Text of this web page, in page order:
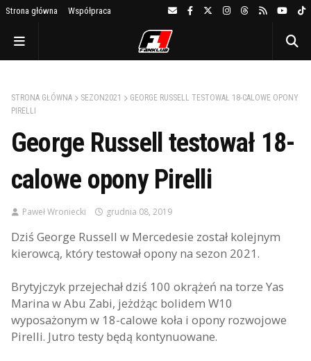
Strona główna Współpraca
STRONA GŁÓWNA SEZON2021
GEORGE RUSSELL TESTOWAŁ 18-CALOWE OPONY
PIRELLI
George Russell testował 18-
calowe opony Pirelli
Paweł Wroniecki grudnia 08, 2019
Dziś George Russell w Mercedesie został kolejnym
kierowcą, który testował opony na sezon 2021.
Brytyjczyk przejechał dziś 100 okrążeń na torze Yas
Marina w Abu Zabi, jeżdżąc bolidem W10
wyposażonym w 18-calowe koła i opony rozwojowe
Pirelli. Jutro testy będą kontynuowane.